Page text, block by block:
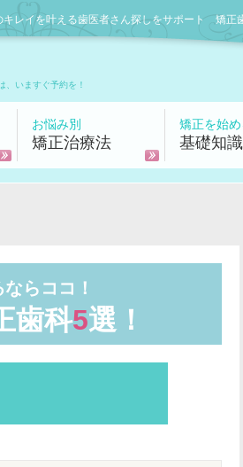
キレイを叶える歯医者さん探しをサポート 矯正
、いますぐ予約を！
お悩み別
矯正治療法
矯正を始
基礎知識
らココ！
歯科5選！